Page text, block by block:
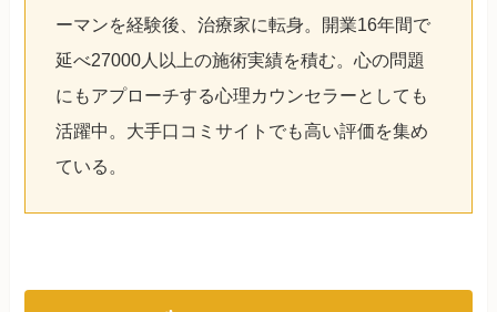
ーマンを経験後、治療家に転身。開業16年間で
延べ27000人以上の施術実績を積む。心の問題
にもアプローチする心理カウンセラーとしても
活躍中。大手口コミサイトでも高い評価を集め
ている。